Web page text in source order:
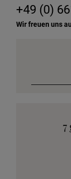
+49 (0)
Wir freuen uns
7